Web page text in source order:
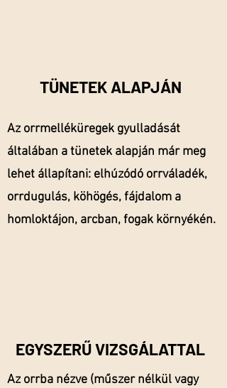
TÜNETEK ALAPJÁN
Az orrmelléküregek gyulladását
általában a tünetek alapján már meg
lehet állapítani: elhúzódó orrváladék,
orrdugulás, köhögés, fájdalom a
homloktájon, arcban, fogak környékén.
EGYSZERŰ VIZSGÁLATTAL
Az orrba nézve (műszer nélkül vagy